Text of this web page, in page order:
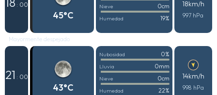
: 00
45°C
Nieve 0cm
Humedad 19%
18km/h
997 hPa
Mayormente despejado
21 : 00
43°C
Nubosidad 0%
Lluvia 0mm
Nieve 0cm
Humedad 22%
14km/h
998 hPa